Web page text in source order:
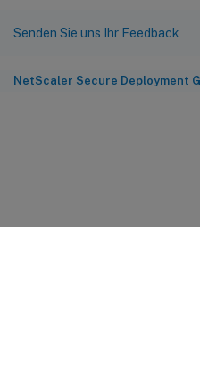
Senden Sie uns Ihr Feedback
NetScaler Secure Deployment